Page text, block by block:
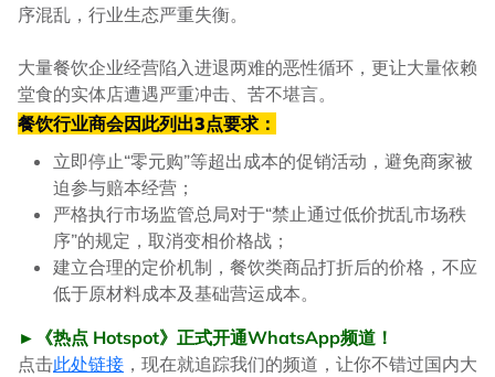
序混乱，行业生态严重失衡。
大量餐饮企业经营陷入进退两难的恶性循环，更让大量依赖
堂食的实体店遭遇严重冲击、苦不堪言。
餐饮行业商会因此列出3点要求：
立即停止“零元购”等超出成本的促销活动，避免商家被
迫参与赔本经营；
严格执行市场监管总局对于“禁止通过低价扰乱市场秩
序”的规定，取消变相价格战；
建立合理的定价机制，餐饮类商品打折后的价格，不应
低于原材料成本及基础营运成本。
►《热点 Hotspot》正式开通WhatsApp频道！
点击此处链接 ，现在就追踪我们的频道，让你不错过国内大